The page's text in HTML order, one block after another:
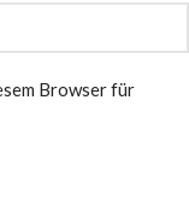
Browser für